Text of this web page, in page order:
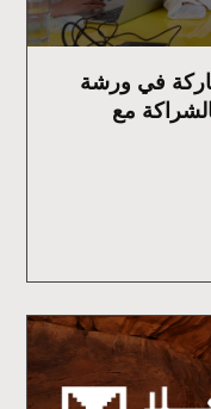
في ورشة
إكريتور” الدولية رقم 44 بالشراكة مع